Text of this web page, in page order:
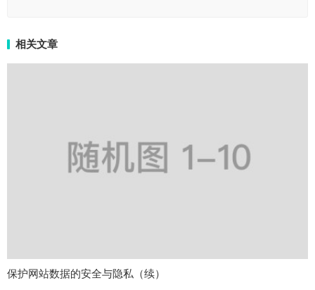
相关文章
保护网站数据的安全与隐私（续）